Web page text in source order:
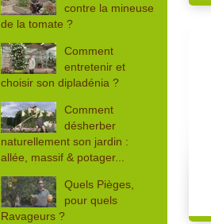
contre la mineuse
de la tomate ?
Comment
entretenir et
choisir son dipladénia ?
Comment
désherber
naturellement son jardin :
allée, massif & potager...
Quels Pièges,
pour quels
Ravageurs ?